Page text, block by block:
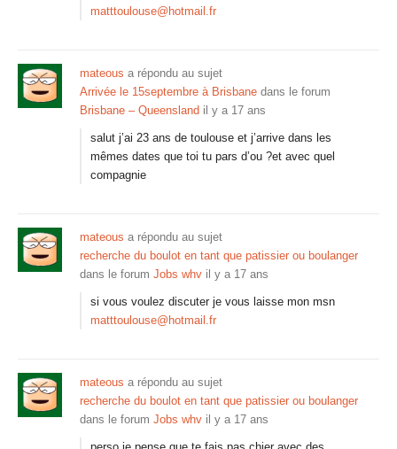
matttoulouse@hotmail.fr
mateous a répondu au sujet
Arrivée le 15septembre à Brisbane dans le forum
Brisbane – Queensland il y a 17 ans
salut j’ai 23 ans de toulouse et j’arrive dans les
mêmes dates que toi tu pars d’ou ?et avec quel
compagnie
mateous a répondu au sujet
recherche du boulot en tant que patissier ou boulanger
dans le forum Jobs whv il y a 17 ans
si vous voulez discuter je vous laisse mon msn
matttoulouse@hotmail.fr
mateous a répondu au sujet
recherche du boulot en tant que patissier ou boulanger
dans le forum Jobs whv il y a 17 ans